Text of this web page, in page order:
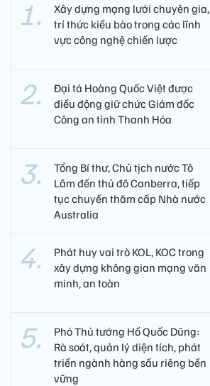
Xây dựng mạng lưới chuyên gia,
trí thức kiều bào trong các lĩnh
vực công nghệ chiến lược
Đại tá Hoàng Quốc Việt được
điều động giữ chức Giám đốc
Công an tỉnh Thanh Hóa
Tổng Bí thư, Chủ tịch nước Tô
Lâm đến thủ đô Canberra, tiếp
tục chuyến thăm cấp Nhà nước
Australia
Phát huy vai trò KOL, KOC trong
xây dựng không gian mạng văn
minh, an toàn
Phó Thủ tướng Hồ Quốc Dũng:
Rà soát, quản lý diện tích, phát
triển ngành hàng sầu riêng bền
vững